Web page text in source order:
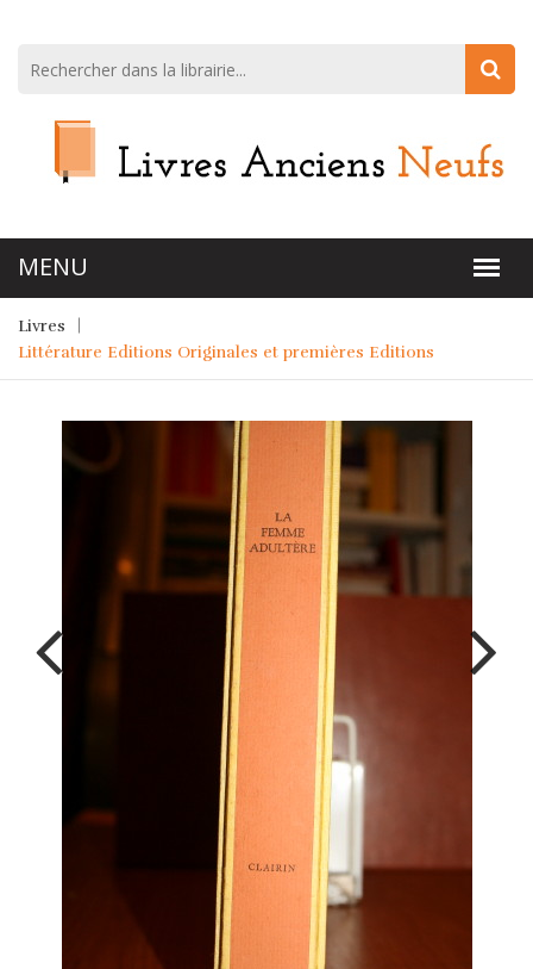
Livres
Littérature Editions Originales et premières Editions